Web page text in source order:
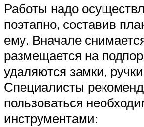
Работы надо
поэтапно, составив
ему. Вначале
размещается на
удаляются замки,
Специалисты
пользоваться
инструментами: